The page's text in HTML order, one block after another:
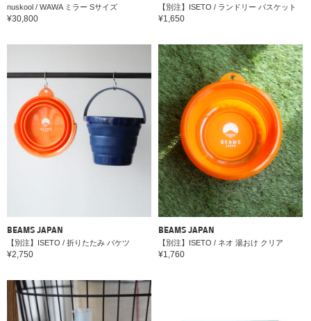
nuskool / WAWA ミラー Sサイズ
¥30,800
【別注】ISETO / ランドリー バスケット
¥1,650
BEAMS JAPAN
【別注】ISETO / 折りたたみ バケツ
¥2,750
BEAMS JAPAN
【別注】ISETO / ネオ 湯おけ クリア
¥1,760